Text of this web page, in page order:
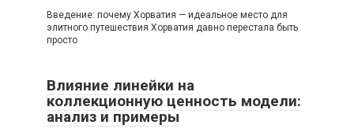
Введение: почему Хорватия — идеальное место для
элитного путешествия Хорватия давно перестала быть
просто
Влияние линейки на
коллекционную ценность модели:
анализ и примеры